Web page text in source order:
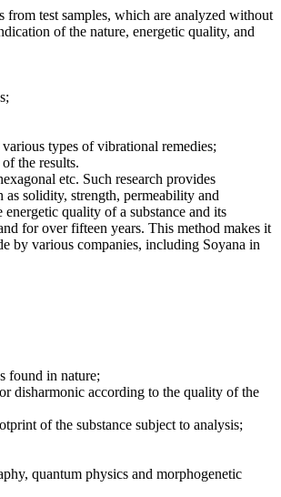
test samples, which are analyzed without
of the nature, energetic quality, and
types of vibrational remedies;
the results.
etc. Such research provides
solidity, strength, permeability and
quality of a substance and its
for over fifteen years. This method makes it
by various companies, including Soyana in
found in nature;
disharmonic according to the quality of the
of the substance subject to analysis;
quantum physics and morphogenetic